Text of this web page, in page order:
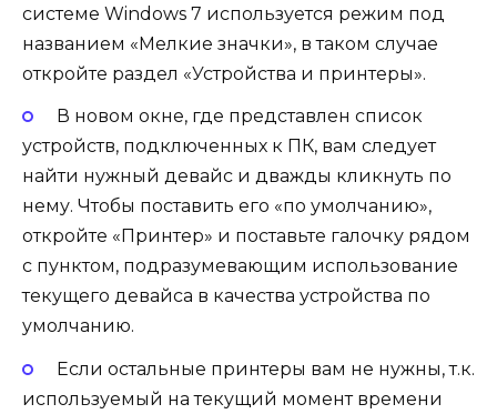
системе Windows 7 используется режим под
названием «Мелкие значки», в таком случае
откройте раздел «Устройства и принтеры».
В новом окне, где представлен список
устройств, подключенных к ПК, вам следует
найти нужный девайс и дважды кликнуть по
нему. Чтобы поставить его «по умолчанию»,
откройте «Принтер» и поставьте галочку рядом
с пунктом, подразумевающим использование
текущего девайса в качества устройства по
умолчанию.
Если остальные принтеры вам не нужны, т.к.
используемый на текущий момент времени